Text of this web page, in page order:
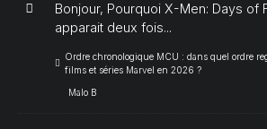
Bonjour, Pourquoi X-Men: Days of
apparait deux fois...
Ordre chronologique MCU : dans quel ordre
films et séries Marvel en 2026 ?
Malo B